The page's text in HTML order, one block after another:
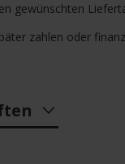
gewünschten
zahlen oder